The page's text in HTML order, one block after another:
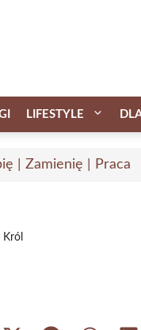
LIFESTYLE
| Zamienię | Praca
Król